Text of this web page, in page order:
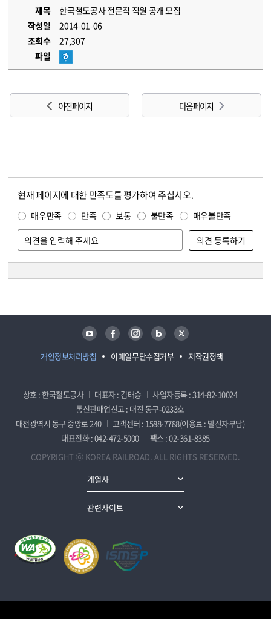
제목
한국철도공사 전문직 직원 공개 모집
작성일
2014-01-06
조회수
27,307
파일
이전 페이지 다음 페이지
현재 페이지에 대한 만족도를 평가하여 주십시오.
매우만족 만족 보통 불만족 매우불만족
개인정보처리방침 이메일무단수집거부 저작권정책
유튜브 페이스북 인스타그램 블로그 트위터
상호 : 한국철도공사 대표자 : 김태승
사업자등록 : 314-82-10024
통신판매업신고 : 대전 동구-0233호
대전광역시 동구 중앙로 240
고객센터 : 1588-7788(이용료 : 발신자부담)
대표전화 : 042-472-5000
팩스 : 02-361-8385
COPYRIGHT ⓒ KOREA RAILROAD. ALL RIGHTS RESERVED.
계열사
관련사이트